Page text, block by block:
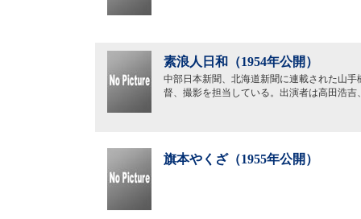
素浪人日和（1954年公開）
中部日本新聞、北海道新聞に連載された山
督、撮影を担当している。出演者は高田浩
旗本やくざ（1955年公開）